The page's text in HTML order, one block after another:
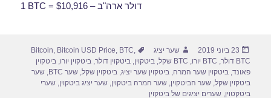
1 BTC = $10,916 – דולר ארה"ב
פורסם
בתאריך
23 ביוני 2019 מחבר
שער יציג תגיות Bitcoin, Bitcoin USD Price, BTC,
BTC דולר
, BTC יורו , BTC שקל ,ביטקוין,ביטקוין דולר,ביטקוין יורו,ביטקוין
פאונד,ביטקוין שער המרה,ביטקוין שער יציג,ביטקוין שקל,שער BTC ,שער
ביטקוין שקל,שער הביטקוין,שער המרה ביטקוין,שער יציג ביטקוין,שערי
ביטקטוין,שערים יציגים של ביטקוין